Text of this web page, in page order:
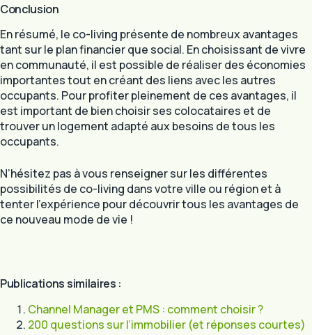
Conclusion
En résumé, le co-living présente de nombreux avantages
tant sur le plan financier que social. En choisissant de vivre
en communauté, il est possible de réaliser des économies
importantes tout en créant des liens avec les autres
occupants. Pour profiter pleinement de ces avantages, il
est important de bien choisir ses colocataires et de
trouver un logement adapté aux besoins de tous les
occupants.
N’hésitez pas à vous renseigner sur les différentes
possibilités de co-living dans votre ville ou région et à
tenter l’expérience pour découvrir tous les avantages de
ce nouveau mode de vie !
Publications similaires :
Channel Manager et PMS : comment choisir ?
200 questions sur l’immobilier (et réponses courtes)